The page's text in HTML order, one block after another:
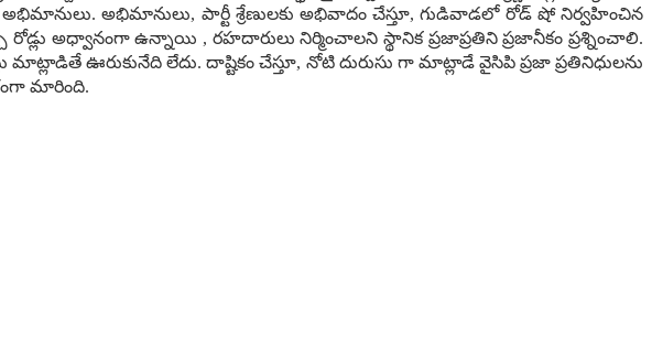
అభిమానులు, పార్టీ శ్రేణులకు అభివాదం చేస్తూ, గుడివాడలో రోడ్ షో నిర్వహించిన
అధ్వానంగా ఉన్నాయి , రహదారులు నిర్మించాలని స్థానిక ప్రజాప్రతిని ప్రజానీకం ప్రశ్నించాలి.
ఊరుకునేది లేదు. దాష్టికం చేస్తూ, నోటి దురుసు గా మాట్లాడే వైసిపి ప్రజా ప్రతినిధులను
మారింది.